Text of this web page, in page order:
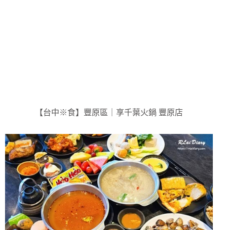
【台中※食】豐原區｜享千葉火鍋 豐原店